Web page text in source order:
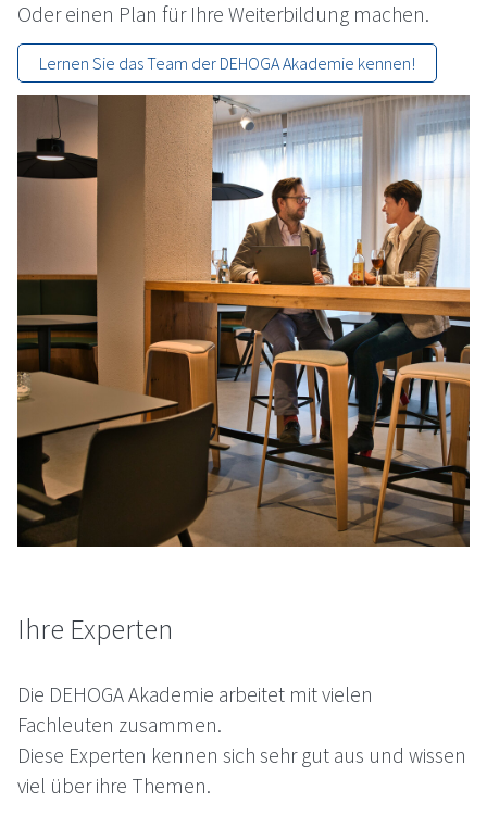
Oder einen Plan für Ihre Weiterbildung machen.
Lernen Sie das Team der DEHOGAAkademie kennen!
Ihre Experten
Die DEHOGAAkademie arbeitet mit vielen
Fachleuten zusammen.
Diese Experten kennen sich sehr gut aus und wissen
viel über ihre Themen.